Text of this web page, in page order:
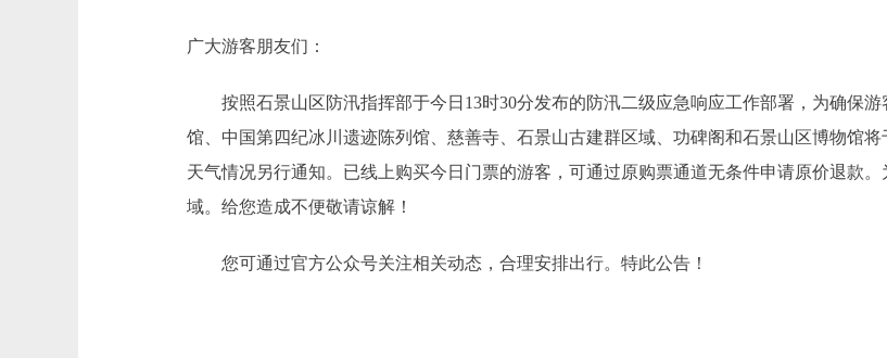
广大游客朋友们：
按照石景山区防汛指挥部于今日13时30分发布的防汛二级应急响应工作部署，为确保游
馆、中国第四纪冰川遗迹陈列馆、慈善寺、石景山古建群区域、功碑阁和石景山区博物馆
天气情况另行通知。已线上购买今日门票的游客，可通过原购票通道无条件申请原价退款
域。给您造成不便敬请谅解！
您可通过官方公众号关注相关动态，合理安排出行。特此公告！